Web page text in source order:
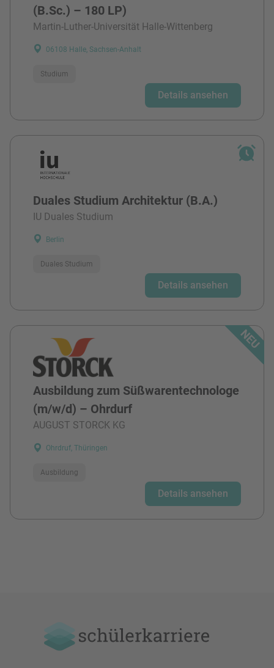
(B.Sc.) – 180 LP)
Martin-Luther-Universität Halle-Wittenberg
06108 Halle, Sachsen-Anhalt
Studium
Details ansehen
Duales Studium Architektur (B.A.)
IU Duales Studium
Berlin
Duales Studium
Details ansehen
Ausbildung zum Süßwarentechnologe
(m/w/d) – Ohrdurf
AUGUST STORCK KG
Ohrdruf, Thüringen
Ausbildung
Details ansehen